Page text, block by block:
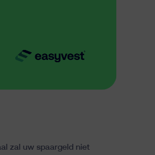
zal uw spaargeld niet